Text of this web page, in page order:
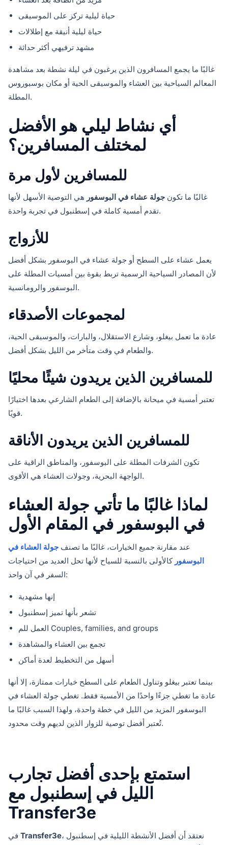
حياة ليلية تركز على الموسيقى
حياة ليلية أنيقة مع إطلالات
مشهد ترفيهي أكثر حداثة
غالبًا ما يجمع المسافرون الذين يرغبون في ليلة نشطة بعد مشاهدة
المعالم السياحية بين العشاء والموسيقى الحية أو مكان بوسبوروس
المطلة.
أي نشاط ليلي هو الأفضل
لمختلف المسافرين؟
للمسافرين لأول مرة
غالبًا ما تكون جولة عشاء في البوسفور هي التوصية الأسهل لأنها
تقدم أمسية كاملة في إسطنبول في تجربة واحدة.
للأزواج
يعمل عشاء على السطح أو جولة عشاء في البوسفور بشكل أفضل
لأن المصادر السياحية الرسمية تربط بقوة بين أمسيات المطلة على
البوسفور والرومانسية.
لمجموعات الأصدقاء
عادة ما تعمل بيغلو، وشارع الاستقلال، والبارات، والموسيقى الحية،
والطعام في وقت متأخر من الليل بشكل أفضل.
للمسافرين الذين يريدون شيئًا محليًا
تعتبر أمسية في ميحانة بالإضافة إلى الطعام الشارعي بعدها اختيارًا
قويًا.
للمسافرين الذين يريدون الأناقة
تكون الشرفات المطلة على البوسفور، والمناطق الراقية على
الواجهة البحرية، وجولات العشاء هي الأقوى.
لماذا غالبًا ما تأتي جولة العشاء
في البوسفور في المقام الأول
عند مقارنة جميع الخيارات، غالبًا ما تصنف جولة العشاء في
البوسفور كالأولى بالنسبة للسياح لأنها تحل العديد من احتياجات
السفر في آن واحد:
إنها مشهدية
تشعر بأنها تميز إسطنبول
العمل للم Couples, families, and groups
تجمع بين العشاء والمشاهدة
أسهل من التخطيط لعدة أماكن
بينما تعتبر بيغلو وتناول الطعام على السطح خيارات ممتازة، إلا أنها
عادة ما تغطي جزءًا واحدًا من الأمسية فقط. تغطي جولة العشاء في
البوسفور المزيد من الليل في خطة واحدة، ولهذا السبب غالبًا ما
تُعتبر أفضل توصية للزوار الذين لديهم وقت محدود.
استمتع بإحدى أفضل تجارب
الليل في إسطنبول مع
Transfer3e
Transfer3e، نعتقد أن أفضل الأنشطة الليلية في إسطنبول